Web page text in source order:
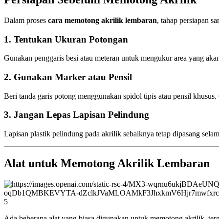
Dalam proses cara memotong akrilik lembaran, tahap persiapan
1. Tentukan Ukuran Potongan
Gunakan penggaris besi atau meteran untuk mengukur area yang
2. Gunakan Marker atau Pensil
Beri tanda garis potong menggunakan spidol tipis atau pensil
3. Jangan Lepas Lapisan Pelindung
Lapisan plastik pelindung pada akrilik sebaiknya tetap dipasang
Alat untuk Memotong Akrilik Lembaran
5